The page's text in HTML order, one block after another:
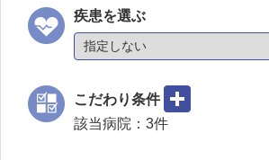
疾患を選ぶ
こだわり条件
該当病院： 3件